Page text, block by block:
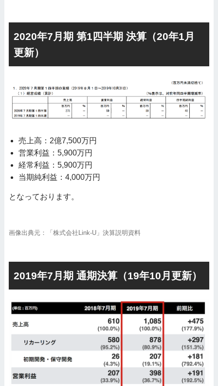
2020年7月期 第1四半期 決算（20年1月
更新）
売上高：2億7,500万円
営業利益：5,900万円
経常利益：5,900万円
当期純利益：4,000万円
となっております。
画像出典元：「株式会社Link-U」決算説明資料
2019年7月期 通期決算（19年10月更新）